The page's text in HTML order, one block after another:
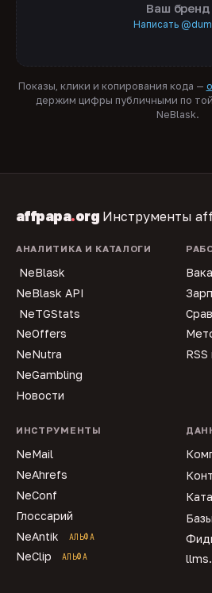
Ваш бренд
Написать
Показы, клики и копирования кода —
держим цифры публичными по
NeBlask.
affpapa.org Инструменты
АНАЛИТИКА И КАТАЛОГИ
NeBlask
NeBlask API
NeTGStats
NeOffers
NeNutra
NeGambling
Новости
RSS
ИНСТРУМЕНТЫ
NeMail
NeAhrefs
NeConf
Глоссарий
NeAntik
АЛЬФА
NeClip АЛЬФА